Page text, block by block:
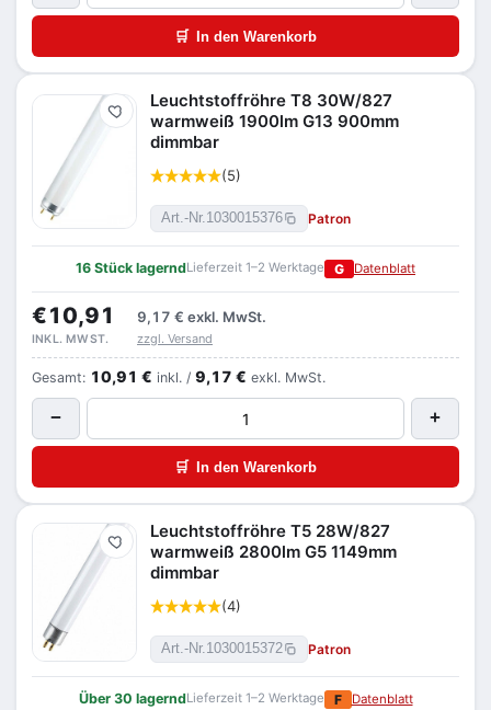
🛒 In den Warenkorb
Merken
Leuchtstoffröhre T8 30W/827
warmweiß 1900lm G13 900mm
dimmbar
(5)
Art.-Nr.1030015376 Patron
16 Stück lagerndLieferzeit 1–2 Werktage G Datenblatt
€10,91 9,17 € exkl. MwSt.
INKL. MWST. zzgl. Versand
Gesamt: 10,91 € inkl. / 9,17 € exkl. MwSt.
− +
🛒 In den Warenkorb
Merken
Leuchtstoffröhre T5 28W/827
warmweiß 2800lm G5 1149mm
dimmbar
(4)
Art.-Nr.1030015372 Patron
Über 30 lagerndLieferzeit 1–2 Werktage F Datenblatt